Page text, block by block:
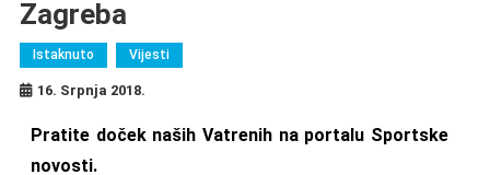
Zagreba
Istaknuto Vijesti
16. Srpnja 2018.
Pratite doček naših Vatrenih na portalu Sportske
novosti.